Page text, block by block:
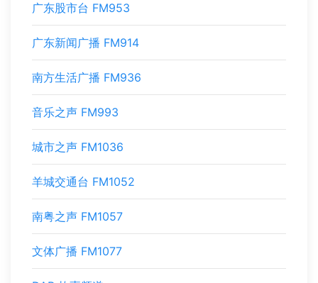
广东股市台 FM953
广东新闻广播 FM914
南方生活广播 FM936
音乐之声 FM993
城市之声 FM1036
羊城交通台 FM1052
南粤之声 FM1057
文体广播 FM1077